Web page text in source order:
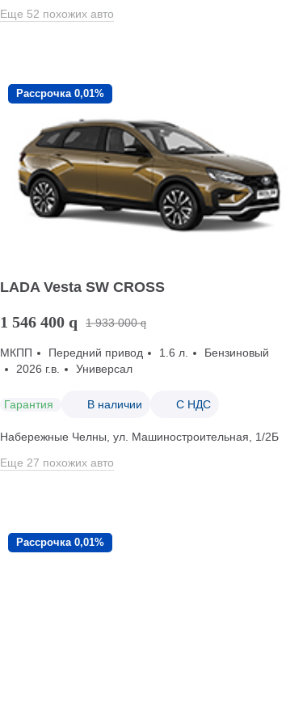
Еще 52 похожих авто
Рассрочка 0,01%
LADA Vesta SW CROSS
1 546 400 q 1 933 000 q
МКПП Передний привод 1.6 л.
Бензиновый
2026 г.в.
Универсал
Гарантия В наличии С НДС
Набережные Челны, ул. Машиностроительная, 1/2Б
Еще 27 похожих авто
Рассрочка 0,01%